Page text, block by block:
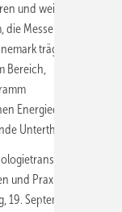
und weiteren
Messe bietet
trägt zu dem
Bereich,
Energiedialog bei.
Unterthemen:
und Praxis
19. September: